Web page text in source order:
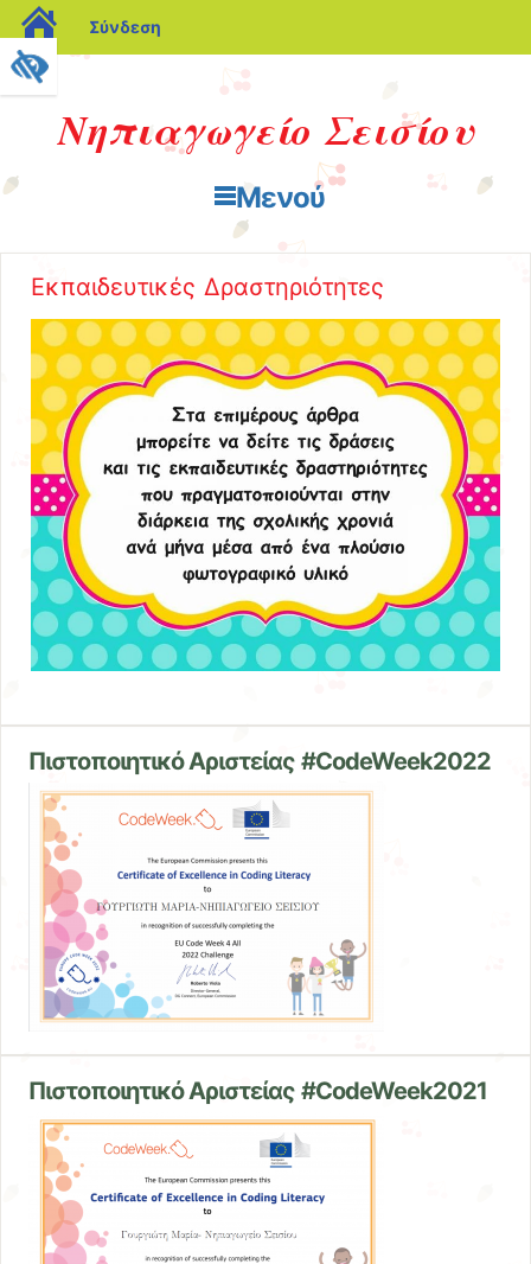
blogs.sch.gr
Σύνδεση
Νηπιαγωγείο Σεισίου
Μενού
Εκπαιδευτικές Δραστηριότητες
Πιστοποιητικό Αριστείας #CodeWeek2022
Πιστοποιητικό Αριστείας #CodeWeek2021